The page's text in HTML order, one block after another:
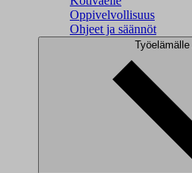
Oppivelvollisuus
Ohjeet ja säännöt
Työelämälle